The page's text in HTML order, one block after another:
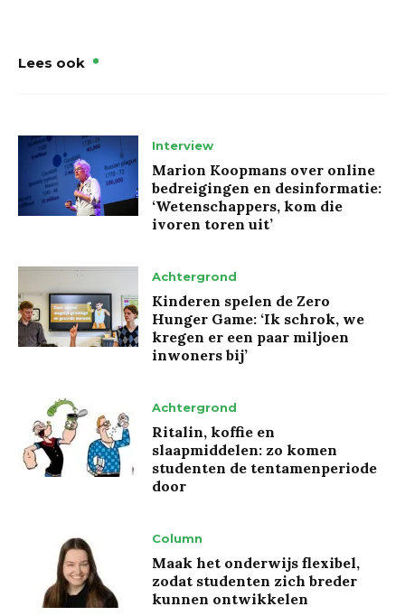
Lees ook
Interview
Marion Koopmans over online
bedreigingen en desinformatie:
‘Wetenschappers, kom die
ivoren toren uit’
Achtergrond
Kinderen spelen de Zero
Hunger Game: ‘Ik schrok, we
kregen er een paar miljoen
inwoners bij’
Achtergrond
Ritalin, koffie en
slaapmiddelen: zo komen
studenten de tentamenperiode
door
Column
Maak het onderwijs flexibel,
zodat studenten zich breder
kunnen ontwikkelen